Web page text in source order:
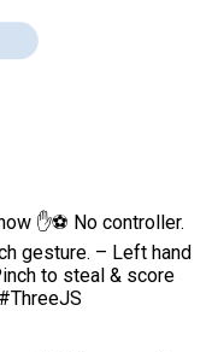
✋⚽️ No controller.
gesture. – Left hand
to steal & score